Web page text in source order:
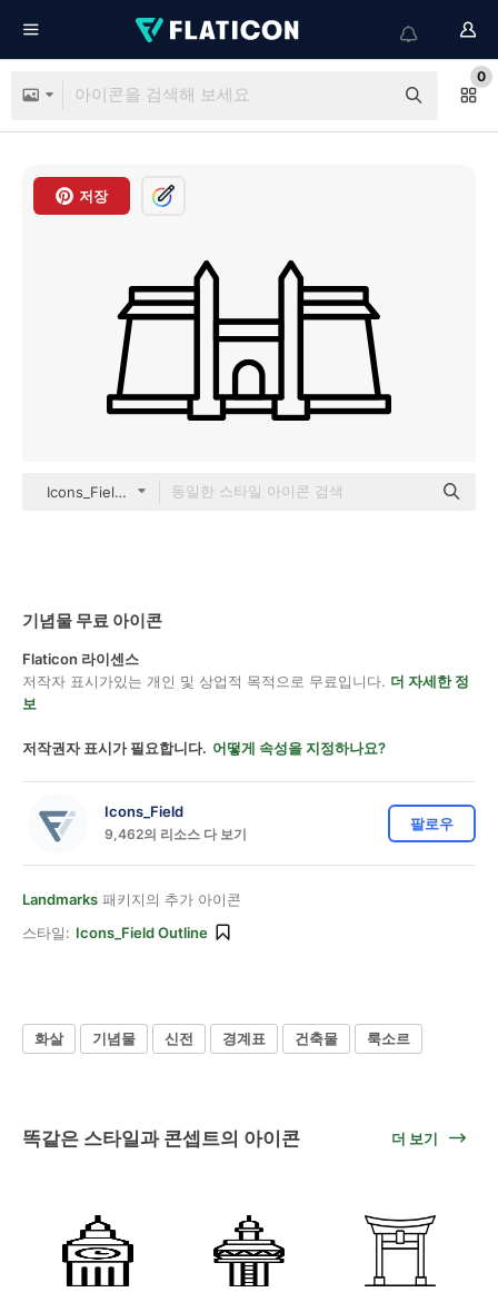
0
저장
Icons_Field outline
기념물 무료 아이콘
Flaticon 라이센스
저작자 표시가있는 개인 및 상업적 목적으로 무료입니다. 더 자세한 정
보
저작권자 표시가 필요합니다. 어떻게 속성을 지정하나요?
Icons_Field
9,462의 리소스 다 보기
팔로우
Landmarks 패키지의 추가 아이콘
스타일: Icons_Field Outline
화살 기념물 신전 경계표 건축물 룩소르
똑같은 스타일과 콘셉트의 아이콘 더 보기